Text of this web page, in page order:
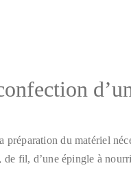
du matériel
fil, d’une épingle à